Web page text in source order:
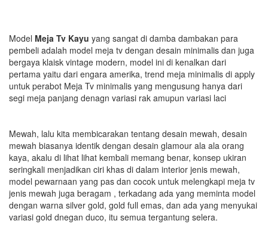
Model Meja Tv Kayu yang sangat di damba dambakan para
pembeli adalah model meja tv dengan desain minimalis dan juga
bergaya klaisk vintage modern, model ini di kenalkan dari
pertama yaitu dari engara amerika, trend meja minimalis di apply
untuk perabot Meja Tv minimalis yang mengusung hanya dari
segi meja panjang denagn variasi rak amupun variasi laci
Mewah, lalu kita membicarakan tentang desain mewah, desain
mewah biasanya identik dengan desain glamour ala ala orang
kaya, akalu di lihat lihat kembali memang benar, konsep ukiran
seringkali menjadikan ciri khas di dalam interior jenis mewah,
model pewarnaan yang pas dan cocok untuk melengkapi meja tv
jenis mewah juga beragam , terkadang ada yang meminta model
dengan warna silver gold, gold full emas, dan ada yang menyukai
variasi gold dnegan duco, itu semua tergantung selera.